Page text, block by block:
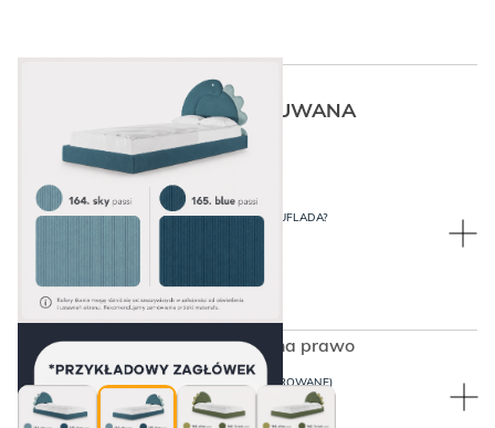
Niebieski dinozaur skierowany na prawo
PO KTÓREJ STRONIE WYSUWANA
SZUFLADA?
PO KTÓREJ STRONIE WYSUWANA SZUFLADA?
BARIERKI ZABEZPIECZAJĄCE (TAPICEROWANE)
BEZ BARIEREK